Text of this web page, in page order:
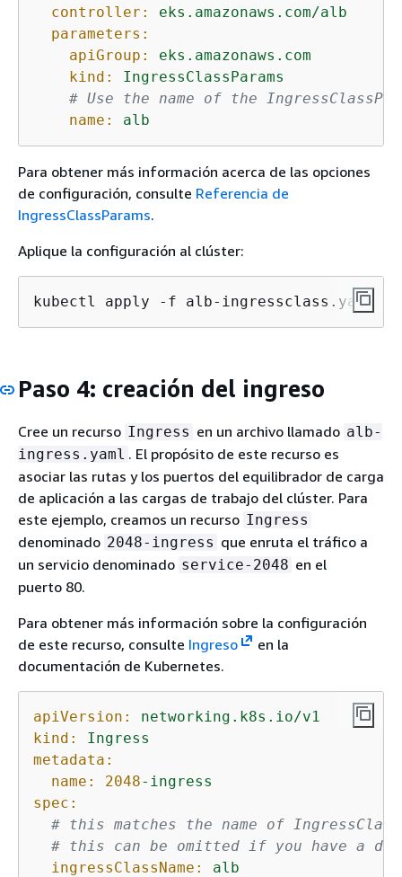
controller:
eks.amazonaws.com/alb
parameters:
apiGroup:
eks.amazonaws.com
kind:
IngressClassParams
# Use the name of the
name:
alb
Para obtener más información acerca de las opciones
de configuración, consulte Referencia de
IngressClassParams.
Aplique la configuración al clúster:
kubectl apply -f alb-ingressclass.yaml
Paso 4: creación del ingreso
Cree un recurso Ingress en un archivo llamado alb-
ingress.yaml . El propósito de este recurso es
asociar las rutas y los puertos del equilibrador de carga
de aplicación a las cargas de trabajo del clúster. Para
este ejemplo, creamos un recurso Ingress
denominado 2048-ingress que enruta el tráfico a
un servicio denominado service-2048 en el
puerto 80.
Para obtener más información sobre la configuración
de este recurso, consulte Ingreso
en la
documentación de Kubernetes.
apiVersion:
networking.k8s.io/v1
kind:
Ingress
metadata:
name:
2048-ingress
spec:
# this matches the name of
# this can be omitted if you have a
ingressClassName:
alb